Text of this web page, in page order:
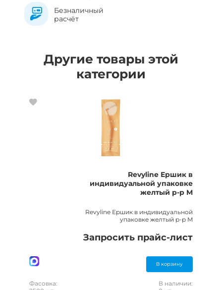
Безналичный
расчёт
Другие товары этой
категории
Revyline Ершик в
индивидуальной упаковке
желтый р-р M
Revyline Ершик в индивидуальной
упаковке желтый р-р M
Запросить прайс-лист
В корзину
Фасовка:
В наличии: